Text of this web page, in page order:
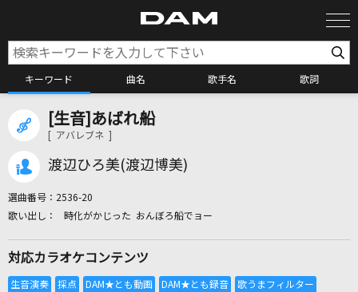
キーワード 曲名 歌手名 歌詞
カラオケ検索
カラオケ店舗検索
全国りれき
[生音]あばれ船
[ アバレブネ ]
渡辺ひろ美(渡辺博美)
選曲番号： 2536-20
時化がかじった おんぼろ船でョー
対応カラオケコンテンツ